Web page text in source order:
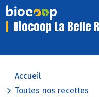
Biocoop La Belle
Accueil
Toutes nos recettes